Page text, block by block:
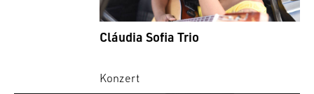
Cláudia Sofia Trio
Konzert